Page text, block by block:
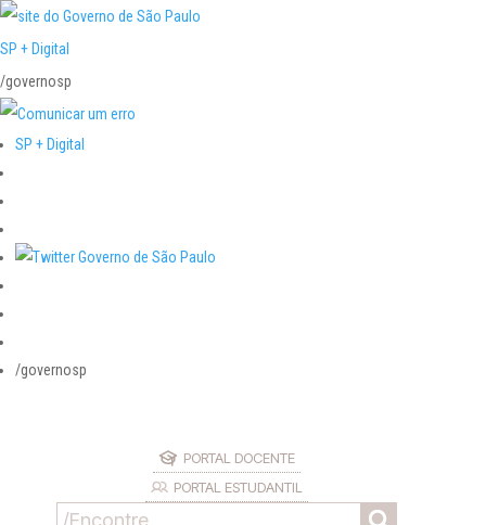
SP + Digital
/governosp
SP + Digital
/governosp
PORTAL DOCENTE
PORTAL ESTUDANTIL